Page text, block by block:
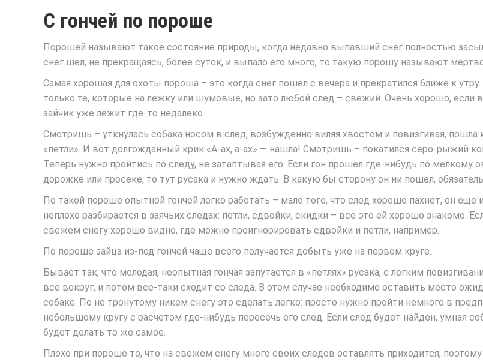
С гончей по пороше
Порошей называют такое состояние природы, когда недавно выпавший снег полностью
снег шел, не прекращаясь, более суток, и выпало его много, то такую порошу называют
Самая хорошая для охоты пороша – это когда снег пошел с вечера и прекратился ближе к
только те, которые на лежку или шумовые, но зато любой след – свежий. Очень хорошо, если
зайчик уже лежит где-то недалеко.
Смотришь – уткнулась собака носом в след, возбужденно виляя хвостом и повизгивая, пошла
«петли». И вот долгожданный крик «А-ах, а-ах» — нашла! Смотришь – покатился серо-рыжий
Теперь нужно пройтись по следу, не затаптывая его. Если гон прошел где-нибудь по мелкому
дорожке или просеке, то тут русака и нужно ждать. В какую бы сторону он ни пошел,
По такой пороше опытной гончей легко работать – мало того, что след хорошо пахнет, он
неплохо разбирается в заячьих следах: петли, сдвойки, скидки – все это ей хорошо знакомо.
свежем снегу хорошо видно, где можно проигнорировать сдвойки и петли, например.
По пороше зайца из-под гончей чаще всего получается добыть уже на первом круге.
Бывает так, что молодая, неопытная гончая запутается в «петлях» русака, с легким
все вокруг, и потом все-таки сходит со следа. В этом случае необходимо оставить место
собаке. По не тронутому никем снегу это сделать легко: просто нужно пройти немного в
небольшому кругу с расчетом где-нибудь пересечь его след. Если след будет найден, умная
будет делать то же самое.
Плохо при пороше то, что на свежем снегу много своих следов оставлять приходится,